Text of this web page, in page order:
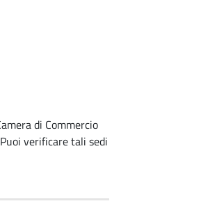
di Commercio
verificare tali sedi